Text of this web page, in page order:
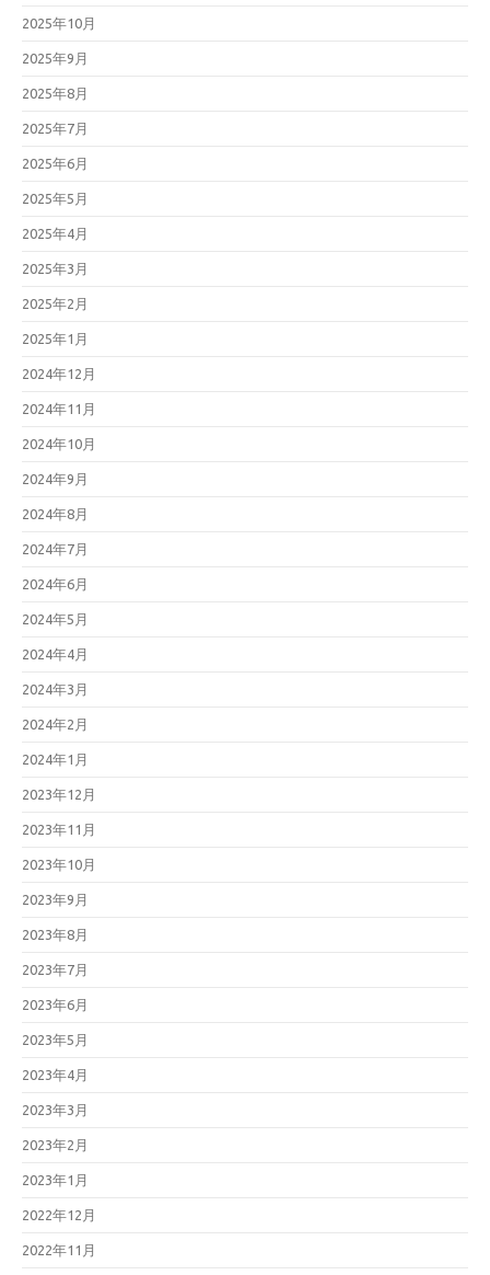
2025年10月
2025年9月
2025年8月
2025年7月
2025年6月
2025年5月
2025年4月
2025年3月
2025年2月
2025年1月
2024年12月
2024年11月
2024年10月
2024年9月
2024年8月
2024年7月
2024年6月
2024年5月
2024年4月
2024年3月
2024年2月
2024年1月
2023年12月
2023年11月
2023年10月
2023年9月
2023年8月
2023年7月
2023年6月
2023年5月
2023年4月
2023年3月
2023年2月
2023年1月
2022年12月
2022年11月